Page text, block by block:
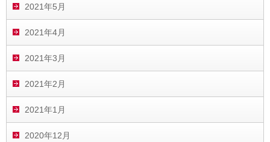
2021年5月
2021年4月
2021年3月
2021年2月
2021年1月
2020年12月